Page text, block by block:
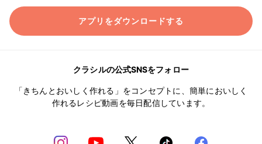
アプリをダウンロードする
クラシルの公式SNSをフォロー
「きちんとおいしく作れる」をコンセプトに、簡単においしく
作れるレシピ動画を毎日配信しています。